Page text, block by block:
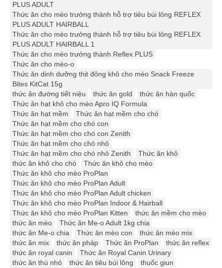
PLUS ADULT
Thức ăn cho mèo trưởng thành hỗ trợ tiêu búi lông REFLEX
PLUS ADULT HAIRBALL
Thức ăn cho mèo trưởng thành hỗ trợ tiêu búi lông REFLEX
PLUS ADULT HAIRBALL 1
Thức ăn cho mèo trưởng thành Reflex PLUS
Thức ăn cho mèo-o
Thức ăn dinh dưỡng thịt đông khô cho mèo Snack Freeze
Bites KitCat 15g
thức ăn đường tiết niệu
thức ăn gold
thức ăn hàn quốc
Thức ăn hạt khô cho mèo Apro IQ Formula
Thức ăn hạt mềm
Thức ăn hạt mềm cho chó
Thức ăn hạt mềm cho chó con
Thức ăn hạt mềm cho chó con Zenith
Thức ăn hạt mềm cho chó nhỏ
Thức ăn hạt mềm cho chó nhỏ Zenith
Thức ăn khô
thức ăn khô cho chó
Thức ăn khô cho mèo
Thức ăn khô cho mèo ProPlan
Thức ăn khô cho mèo ProPlan Adult
Thức ăn khô cho mèo ProPlan Adult chicken
Thức ăn khô cho mèo ProPlan Indoor & Hairball
Thức ăn khô cho mèo ProPlan Kitten
thức ăn mềm cho mèo
thức ăn mèo
Thức ăn Me-o Adult 1kg chia
thức ăn Me-o chia
Thức ăn mèo con
thức ăn mèo mix
thức ăn mix
thức ăn pháp Thức ăn ProPlan
thức ăn reflex
thức ăn royal canin
Thức ăn Royal Canin Urinary
thức ăn thú nhỏ
thức ăn tiêu búi lông
thuốc giun